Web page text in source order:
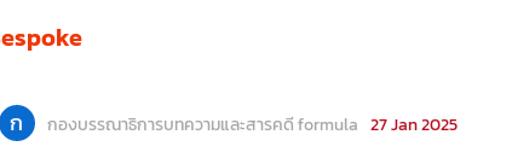
ก กองบรรณาธิการบทความและสารคดี formula 27 Jan 2025